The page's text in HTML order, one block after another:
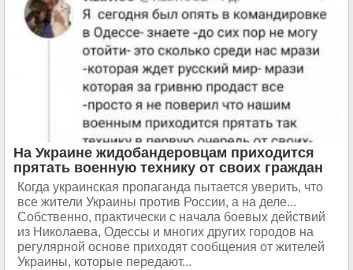
На Украине жидобандеровцам приходится
прятать военную технику от своих граждан
Когда украинская пропаганда пытается уверить, что
все жители Украины против России, а на деле...
Собственно, практически с начала боевых действий
из Николаева, Одессы и многих других городов на
регулярной основе приходят сообщения от жителей
Украины, которые передают...